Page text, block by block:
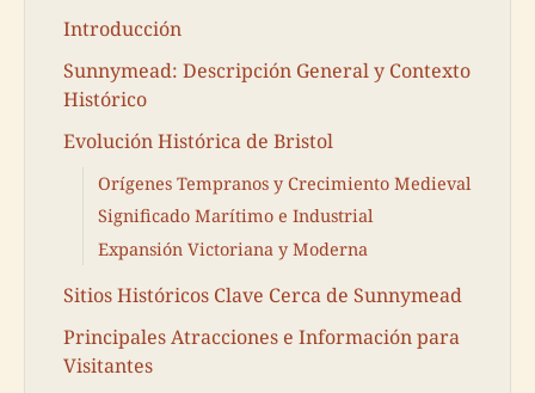
Introducción
Sunnymead: Descripción General y Contexto
Histórico
Evolución Histórica de Bristol
Orígenes Tempranos y Crecimiento Medieval
Significado Marítimo e Industrial
Expansión Victoriana y Moderna
Sitios Históricos Clave Cerca de Sunnymead
Principales Atracciones e Información para
Visitantes